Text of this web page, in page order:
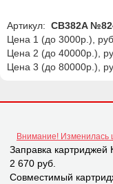
Артикул: CB382A
Цена 1 (до 3000р.),
Цена 2 (до 40000р.),
Цена 3 (до 80000р.),
Внимание! Изменилась
Заправка
2 670 руб.
Совместимый